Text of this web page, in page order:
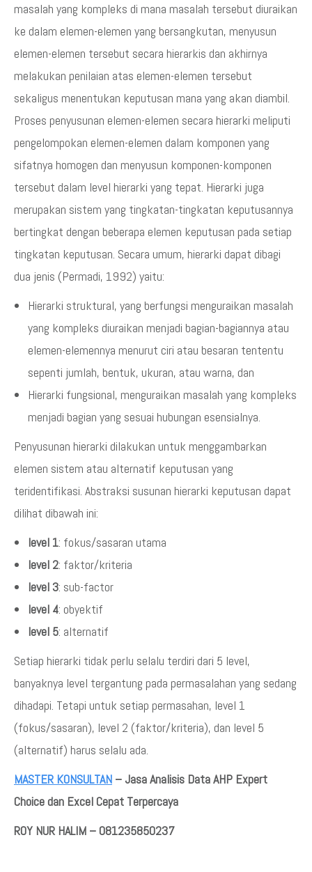
masalah yang kompleks di mana masalah tersebut diuraikan
ke dalam elemen-elemen yang bersangkutan, menyusun
elemen-elemen tersebut secara hierarkis dan akhirnya
melakukan penilaian atas elemen-elemen tersebut
sekaligus menentukan keputusan mana yang akan diambil.
Proses penyusunan elemen-elemen secara hierarki meliputi
pengelompokan elemen-elemen dalam komponen yang
sifatnya homogen dan menyusun komponen-komponen
tersebut dalam level hierarki yang tepat. Hierarki juga
merupakan sistem yang tingkatan-tingkatan keputusannya
bertingkat dengan beberapa elemen keputusan pada setiap
tingkatan keputusan. Secara umum, hierarki dapat dibagi
dua jenis (Permadi, 1992) yaitu:
Hierarki struktural, yang berfungsi menguraikan masalah
yang kompleks diuraikan menjadi bagian-bagiannya atau
elemen-elemennya menurut ciri atau besaran tententu
sepenti jumlah, bentuk, ukuran, atau warna, dan
Hierarki fungsional, menguraikan masalah yang kompleks
menjadi bagian yang sesuai hubungan esensialnya.
Penyusunan hierarki dilakukan untuk menggambarkan
elemen sistem atau alternatif keputusan yang
teridentifikasi. Abstraksi susunan hierarki keputusan dapat
dilihat dibawah ini:
level 1: fokus/sasaran utama
level 2: faktor/kriteria
level 3: sub-factor
level 4: obyektif
level 5: alternatif
Setiap hierarki tidak perlu selalu terdiri dari 5 level,
banyaknya level tergantung pada permasalahan yang sedang
dihadapi. Tetapi untuk setiap permasahan, level 1
(fokus/sasaran), level 2 (faktor/kriteria), dan level 5
(alternatif) harus selalu ada.
MASTER KONSULTAN – Jasa Analisis Data AHP Expert
Choice dan Excel Cepat Terpercaya
ROY NUR HALIM – 081235850237